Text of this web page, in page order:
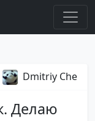
Dmitriy Che
Делаю